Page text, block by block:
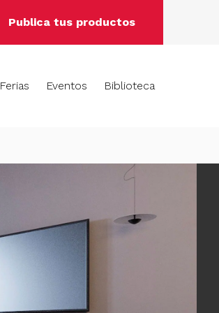
Publica tus productos
Ferias Eventos Biblioteca